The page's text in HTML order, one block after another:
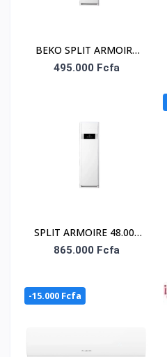
BEKO SPLIT ARMOIRE
24.000 BTU - BALOP
495.000 Fcfa
SPLIT ARMOIRE 48.000
BTU
240V)-EXT.481(380-
865.000 Fcfa
-15.000 Fcfa